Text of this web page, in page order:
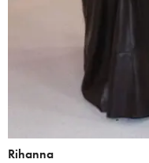
Rihanna